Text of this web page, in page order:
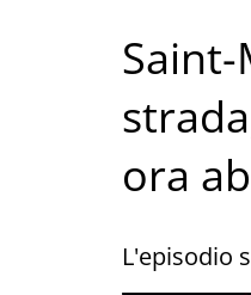
ora
L'episodio